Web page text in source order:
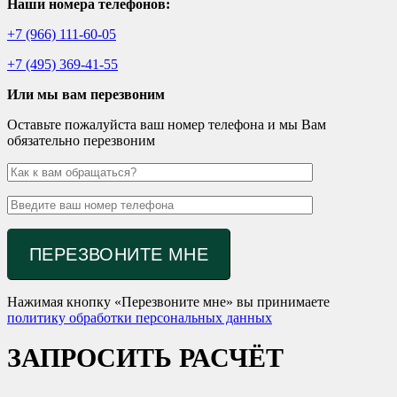
Наши номера телефонов:
+7 (966) 111-60-05
+7 (495) 369-41-55
Или мы вам перезвоним
Оставьте пожалуйста ваш номер телефона и мы Вам
обязательно перезвоним
Нажимая кнопку «Перезвоните мне» вы принимаете
политику обработки персональных данных
ЗАПРОСИТЬ РАСЧЁТ